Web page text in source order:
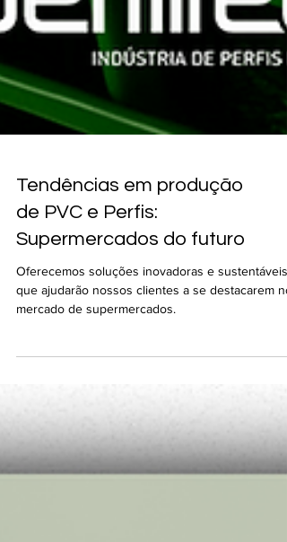
Tendências em produção
Supermercados do futuro
Oferecemos soluções inovadoras e sustentáveis
mercado de supermercados.